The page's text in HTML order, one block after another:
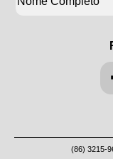
(86) 3215-